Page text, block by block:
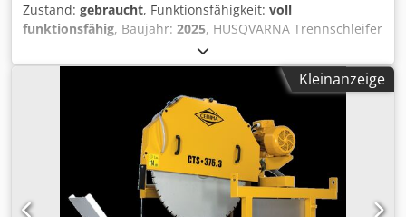
Zustand: gebraucht, Funktionsfähigkeit: voll
funktionsfähig, Baujahr: 2025, HUSQVARNA Trennschleifer
K 4000 Cut-n-Break — Baujahr 2025 Gebraucht aus dem
professionellen Mietpark der Kurt König Baumaschinen
GmbH, Einbeck. Zustand & Hinweise: - Zustand: Gebraucht
aus Vermietung, regelmäßig gewartet - Funktion: Voll
funktionsfähig - Produktbilder folgen — bei Interesse
kontaktieren Sie uns gerne für aktuelle Fotos -
Besichtigung in 37574 Einbeck nach Vereinbarung möglich
Dkjdjy A Hapjpfx Adqer Preis 1.600 EUR zzgl. MwSt. | EXW
Einbeck | Lieferung auf Anfrage
Kleinanzeige